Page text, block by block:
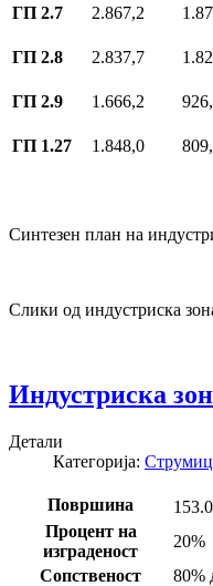
ГП 2.7 2.867,2
ГП 2.8 2.837,7
ГП 2.9 1.666,2
ГП 1.27 1.848,0
Синтезен план на
Слики од индустриска
Индустриска
Детали
Категорија:
Површина
Процент на
изграденост
20%
Сопственост
80%